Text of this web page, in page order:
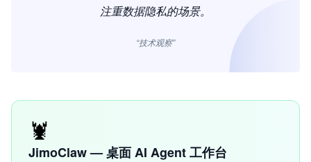
注重数据隐私的场景。
“技术观察”
🦞
JimoClaw — 桌面 AI Agent 工作台